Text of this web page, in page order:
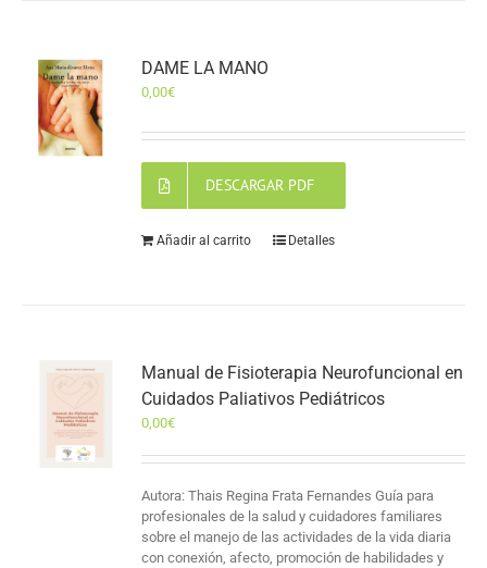
DAME LA MANO
0,00€
DESCARGAR PDF
Añadir al carrito Detalles
Manual de Fisioterapia Neurofuncional en
Cuidados Paliativos Pediátricos
0,00€
Autora: Thais Regina Frata Fernandes Guía para
profesionales de la salud y cuidadores familiares
sobre el manejo de las actividades de la vida diaria
con conexión, afecto, promoción de habilidades y